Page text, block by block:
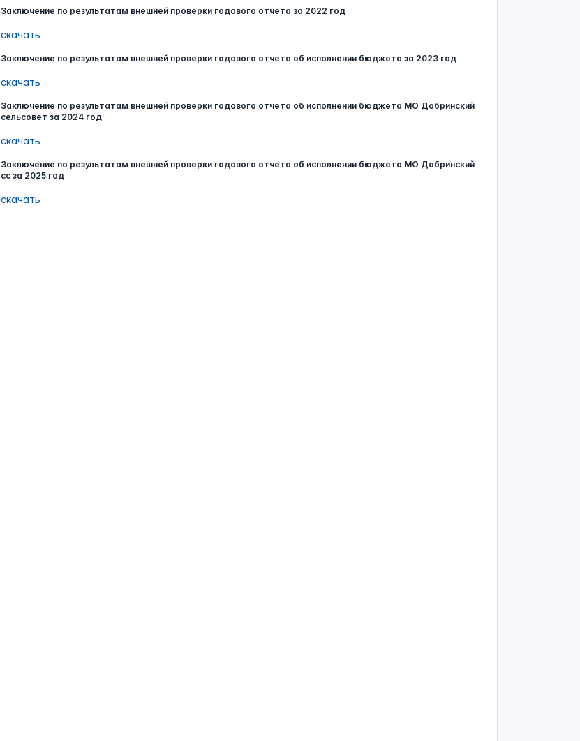
Заключение по результатам внешней проверки годового отчета за 2022 год
скачать
Заключение по результатам внешней проверки годового отчета об исполнении бюджета за 2023 год
скачать
Заключение по результатам внешней проверки годового отчета об исполнении бюджета МО Добринский
сельсовет за 2024 год
скачать
Заключение по результатам внешней проверки годового отчета об исполнении бюджета МО Добринский
сс за 2025 год
скачать